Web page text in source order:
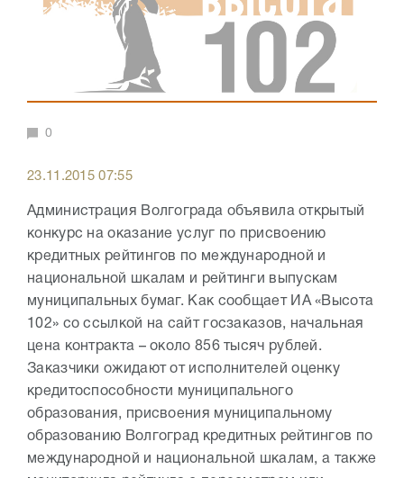
0
23.11.2015 07:55
Администрация Волгограда объявила открытый
конкурс на оказание услуг по присвоению
кредитных рейтингов по международной и
национальной шкалам и рейтинги выпускам
муниципальных бумаг. Как сообщает ИА «Высота
102» со ссылкой на сайт госзаказов, начальная
цена контракта – около 856 тысяч рублей.
Заказчики ожидают от исполнителей оценку
кредитоспособности муниципального
образования, присвоения муниципальному
образованию Волгоград кредитных рейтингов по
международной и национальной шкалам, а также